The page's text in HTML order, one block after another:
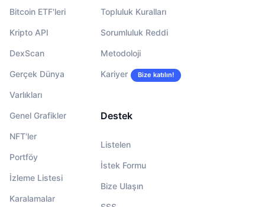
Bitcoin ETF'leri
Kripto API
DexScan
Gerçek Dünya
Varlıkları
Genel Grafikler
NFT'ler
Portföy
İzleme Listesi
Karalamalar
Topluluk Kuralları
Sorumluluk Reddi
Metodoloji
Kariyer Bize katılın!
Destek
Listelen
İstek Formu
Bize Ulaşın